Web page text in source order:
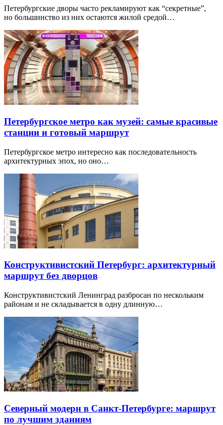
Петербургские дворы часто рекламируют как “секретные”,
но большинство из них остаются жилой средой…
Петербургское метро как музей: самые красивые
станции и готовый маршрут
Петербургское метро интересно как последовательность
архитектурных эпох, но оно…
Конструктивистский Петербург: архитектурный
маршрут без дворцов
Конструктивистский Ленинград разбросан по нескольким
районам и не складывается в одну длинную…
Северный модерн в Санкт-Петербурге: маршрут
по лучшим зданиям